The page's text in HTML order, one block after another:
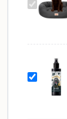
Antraciet